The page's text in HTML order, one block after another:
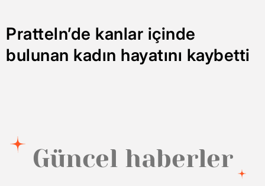
Pratteln’de kanlar içinde
bulunan kadın hayatını kaybetti
Güncel haberler